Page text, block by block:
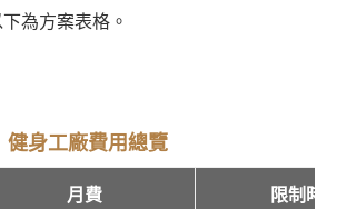
為方案表格。
健身工廠費用總覽
月費 限制時